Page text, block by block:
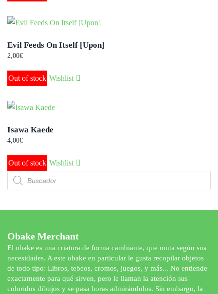
Evil Feeds On Itself [Upon]
2,00€
Out of stock Wishlist
Isawa Kaede
4,00€
Out of stock Wishlist
Búsqueda
de
productos
Obake Merchant
El obake es una criatura de forma cambiante, que muta según sus
necesidades. A este obake en particular le gusta recopilar objetos
de todo tipo: Libros, tebeos, cromos, juegos, y más... No entiende
exactamente para qué sirven, pero le llaman la atención sus
coloridos dibujos y se pasa horas admirándolos. Sin embargo, la